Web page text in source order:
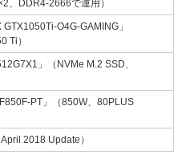
、DDR4-2666で運用）
O4G-GAMING」
Ti）
」（NVMe M.2 SSD、
PT」（850W、80PLUS
2018 Update）